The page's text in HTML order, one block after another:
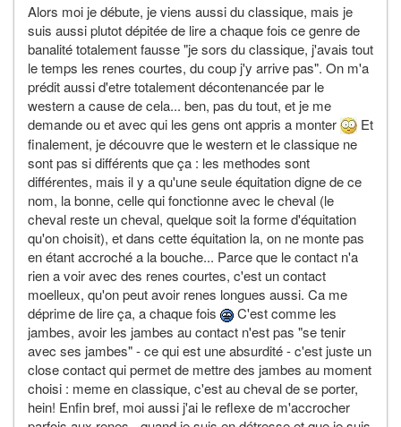
Alors moi je débute, je viens aussi du classique, mais je
suis aussi plutot dépitée de lire a chaque fois ce genre de
banalité totalement fausse "je sors du classique, j'avais tout
le temps les renes courtes, du coup j'y arrive pas". On m'a
prédit aussi d'etre totalement décontenancée par le
western a cause de cela... ben, pas du tout, et je me
demande ou et avec qui les gens ont appris a monter
Et
finalement, je découvre que le western et le classique ne
sont pas si différents que ça : les methodes sont
différentes, mais il y a qu'une seule équitation digne de ce
nom, la bonne, celle qui fonctionne avec le cheval (le
cheval reste un cheval, quelque soit la forme d'équitation
qu'on choisit), et dans cette équitation la, on ne monte pas
en étant accroché a la bouche... Parce que le contact n'a
rien a voir avec des renes courtes, c'est un contact
moelleux, qu'on peut avoir renes longues aussi. Ca me
déprime de lire ça, a chaque fois
C'est comme les
jambes, avoir les jambes au contact n'est pas "se tenir
avec ses jambes" - ce qui est une absurdité - c'est juste un
close contact qui permet de mettre des jambes au moment
choisi : meme en classique, c'est au cheval de se porter,
hein! Enfin bref, moi aussi j'ai le reflexe de m'accrocher